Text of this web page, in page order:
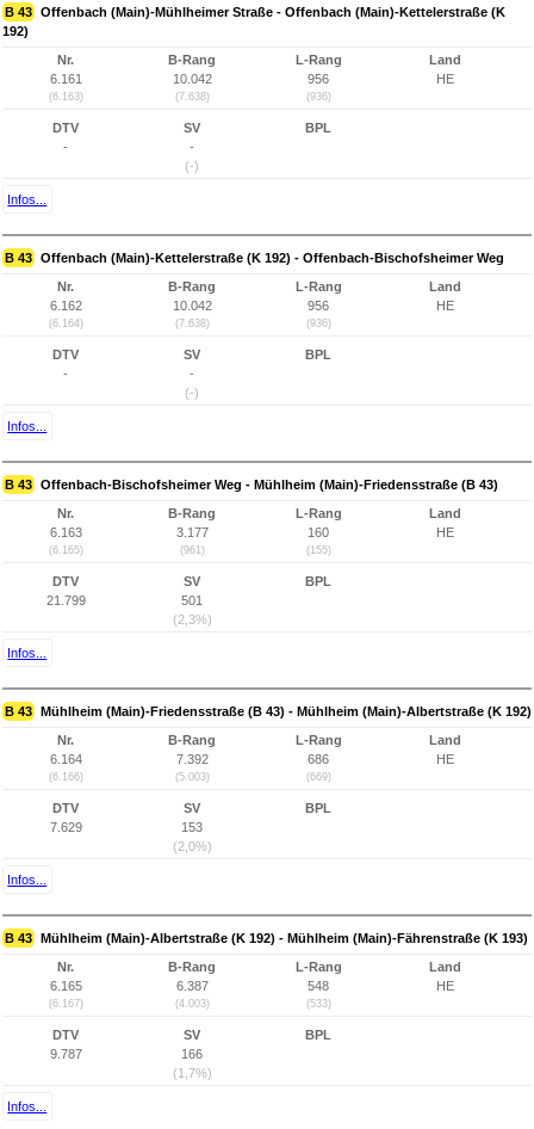
B 43 Offenbach (Main)-Mühlheimer Straße - Offenbach (Main)-Kettelerstraße (K
192)
Nr.
6.161
(6.163)
B-Rang
10.042
(7.638)
L-Rang
956
(936)
Land
HE
DTV
-
SV
-
(-)
BPL
Infos...
B 43 Offenbach (Main)-Kettelerstraße (K 192) - Offenbach-Bischofsheimer Weg
Nr.
6.162
(6.164)
B-Rang
10.042
(7.638)
L-Rang
956
(936)
Land
HE
DTV
-
SV
-
(-)
BPL
Infos...
B 43 Offenbach-Bischofsheimer Weg - Mühlheim (Main)-Friedensstraße (B 43)
Nr.
6.163
(6.165)
B-Rang
3.177
(961)
L-Rang
160
(155)
Land
HE
DTV
21.799
SV
501
(2,3%)
BPL
Infos...
B 43 Mühlheim (Main)-Friedensstraße (B 43) - Mühlheim (Main)-Albertstraße (K 192)
Nr.
6.164
(6.166)
B-Rang
7.392
(5.003)
L-Rang
686
(669)
Land
HE
DTV
7.629
SV
153
(2,0%)
BPL
Infos...
B 43 Mühlheim (Main)-Albertstraße (K 192) - Mühlheim (Main)-Fährenstraße (K 193)
Nr.
6.165
(6.167)
B-Rang
6.387
(4.003)
L-Rang
548
(533)
Land
HE
DTV
9.787
SV
166
(1,7%)
BPL
Infos...